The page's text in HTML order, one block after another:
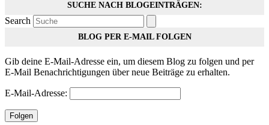
SUCHE NACH BLOGEINTRÄGEN:
Search
BLOG PER E-MAIL FOLGEN
Gib deine E-Mail-Adresse ein, um diesem Blog zu folgen und per
E-Mail Benachrichtigungen über neue Beiträge zu erhalten.
E-Mail-Adresse:
Folgen